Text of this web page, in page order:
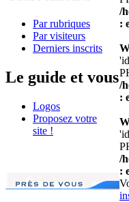
Par rubriques
Par visiteurs
Derniers inscrits
Le guide et vous
Logos
Proposez votre
site !
/
:
/
:
/
: